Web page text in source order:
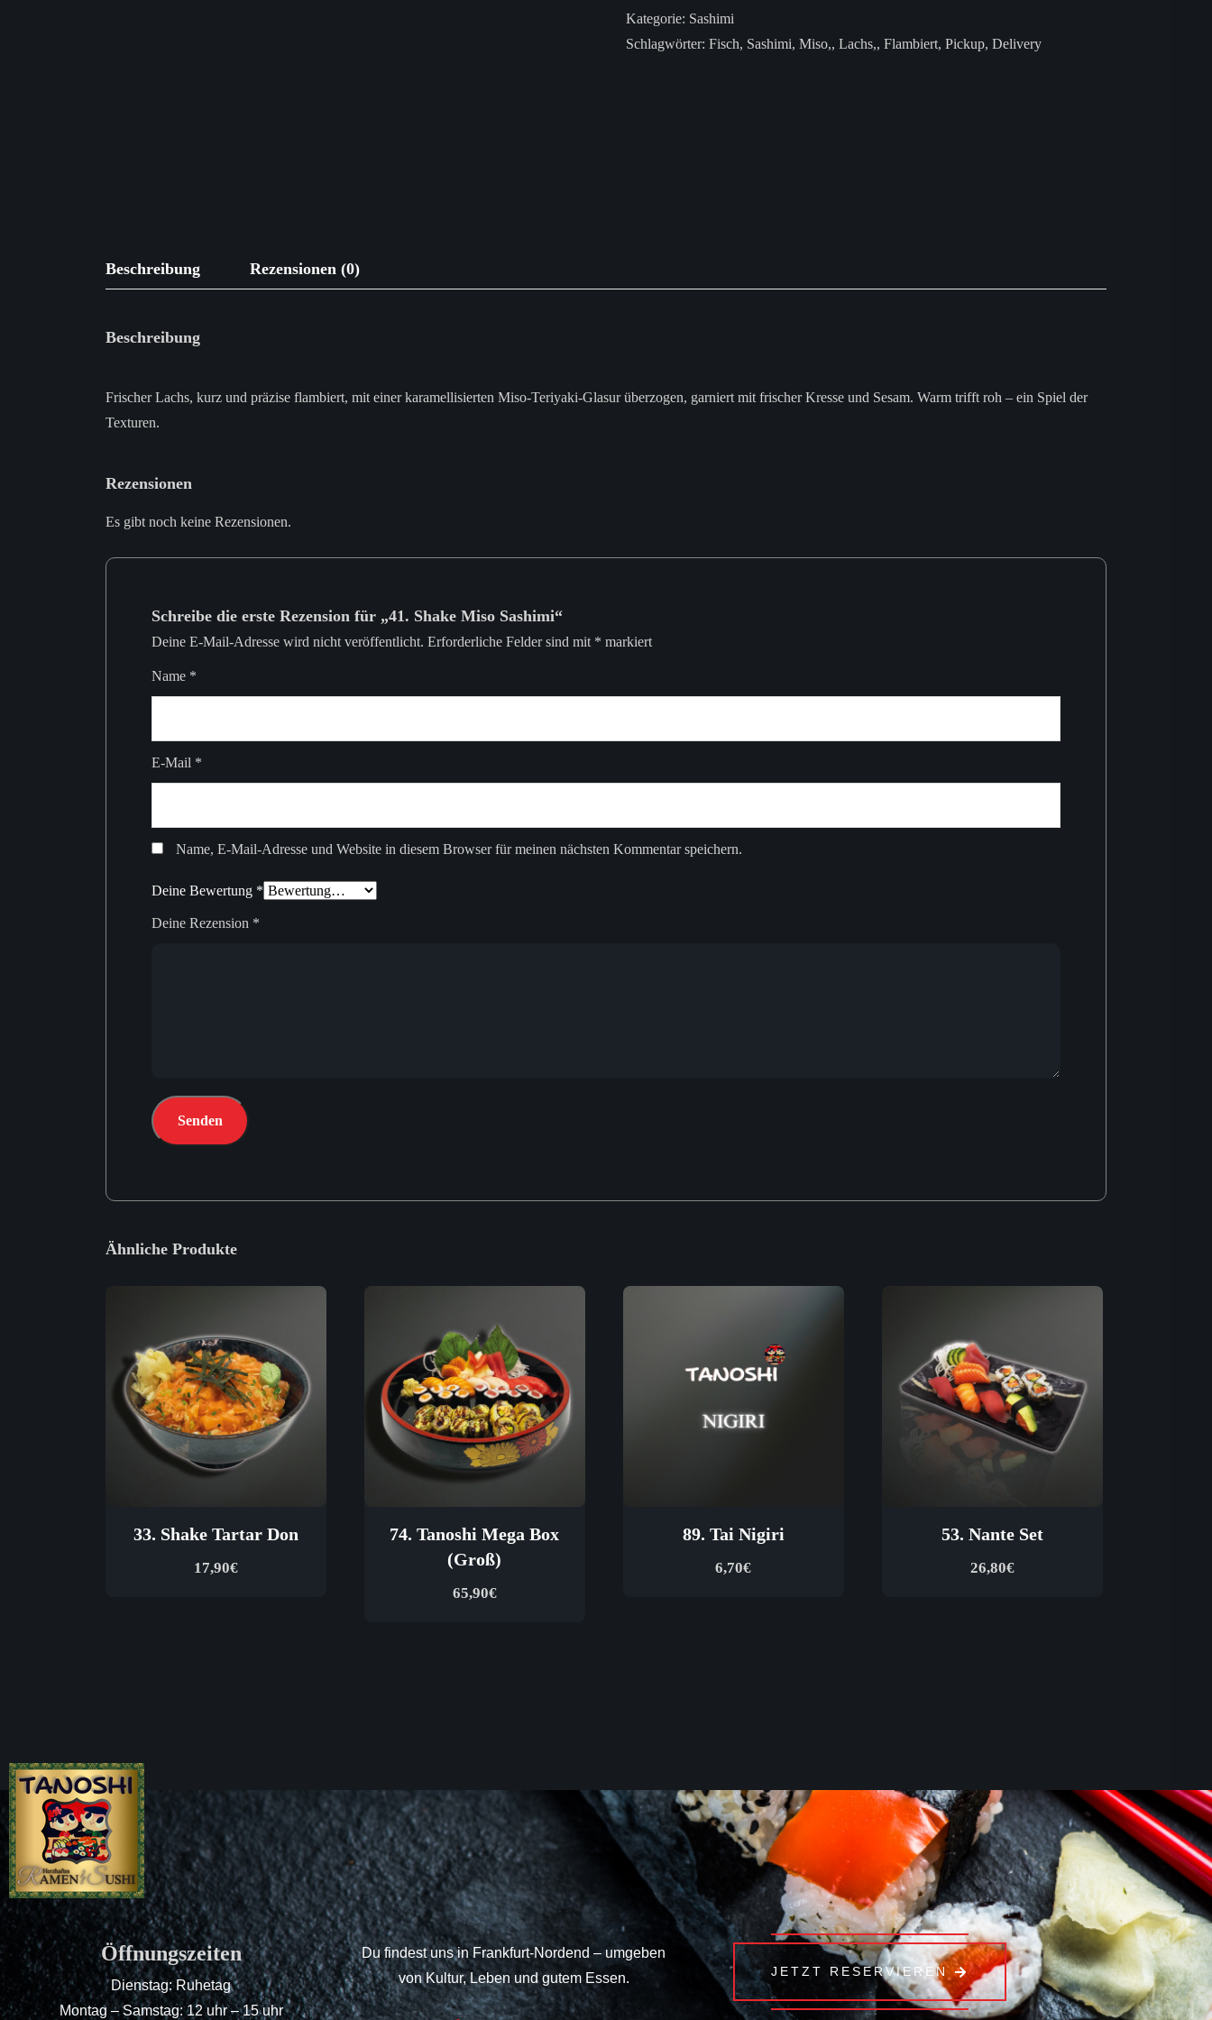
Kategorie: Sashimi
Schlagwörter:Fisch, Sashimi,Miso,,Lachs,,Flambiert,Pickup,Delivery
Beschreibung Rezensionen (0)
Beschreibung
Frischer Lachs, kurz und präzise flambiert, mit einer karamellisierten Miso-Teriyaki-Glasur überzogen, garniert mit frischer Kresse und Sesam. Warm trifft roh – ein Spiel der
Texturen.
Rezensionen
Es gibt noch keine Rezensionen.
Schreibe die erste Rezension für „41. Shake Miso Sashimi“
Deine E-Mail-Adresse wird nicht veröffentlicht. Erforderliche Felder sind mit * markiert
Name *
E-Mail *
Name, E-Mail-Adresse und Website in diesem Browser für meinen nächsten Kommentar speichern.
Deine Bewertung *
Deine Rezension *
Ähnliche Produkte
33. Shake Tartar Don
17,90€
74. Tanoshi Mega Box
(Groß)
65,90€
89. Tai Nigiri
6,70€
53. Nante Set
26,80€
Öffnungszeiten
Dienstag: Ruhetag
Montag – Samstag: 12 uhr – 15 uhr
Du findest uns in Frankfurt-Nordend – umgeben
von Kultur, Leben und gutem Essen.
JETZT RESERVIEREN